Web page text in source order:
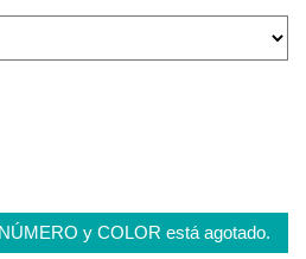
y COLOR está agotado.